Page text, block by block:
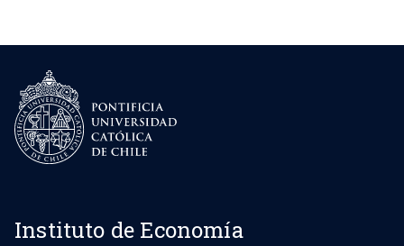
Instituto de Economía